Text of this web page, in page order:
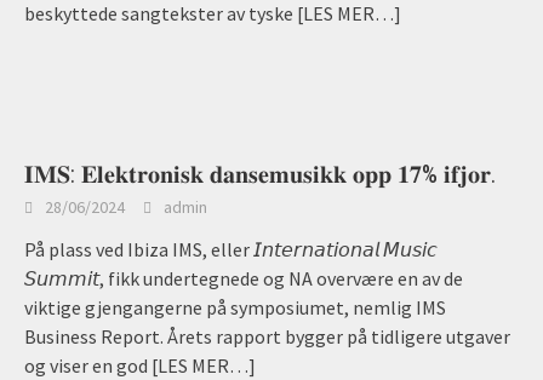
beskyttede sangtekster av tyske [LES MER…]
𝐈𝐌𝐒: 𝐄𝐥𝐞𝐤𝐭𝐫𝐨𝐧𝐢𝐬𝐤 𝐝𝐚𝐧𝐬𝐞𝐦𝐮𝐬𝐢𝐤𝐤 𝐨𝐩𝐩 𝟏𝟕% 𝐢𝐟𝐣𝐨𝐫.
28/06/2024 admin
På plass ved Ibiza IMS, eller 𝘐𝘯𝘵𝘦𝘳𝘯𝘢𝘵𝘪𝘰𝘯𝘢𝘭 𝘔𝘶𝘴𝘪𝘤
𝘚𝘶𝘮𝘮𝘪𝘵, fikk undertegnede og NA overvære en av de
viktige gjengangerne på symposiumet, nemlig IMS
Business Report. Årets rapport bygger på tidligere utgaver
og viser en god [LES MER…]